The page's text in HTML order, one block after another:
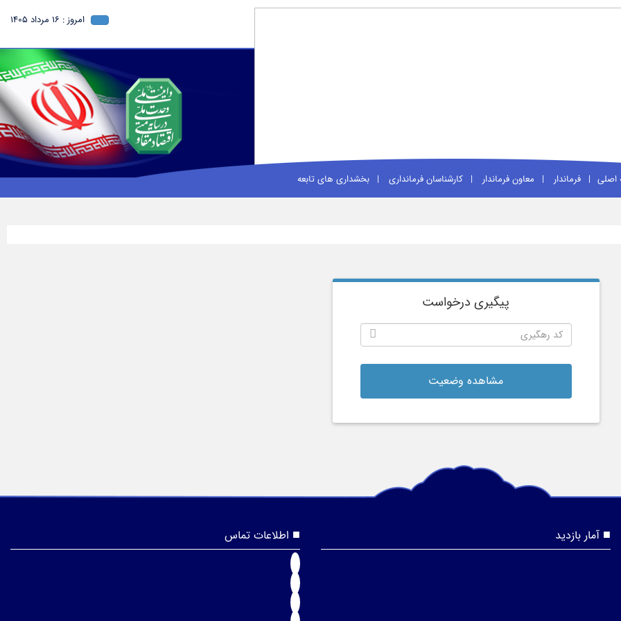
امروز : 16 مرداد 1405
فرماندار معاون فرماندار کارشناسان فرمانداری بخشداری های تابعه
پیگیری درخواست
مشاهده وضعیت
آمار بازدید اطلاعات تماس